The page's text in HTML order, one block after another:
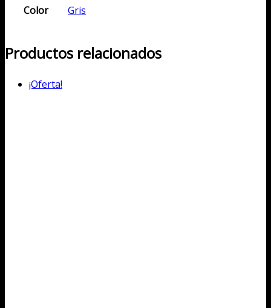
Color Gris
Productos relacionados
¡Oferta!